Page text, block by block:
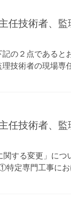
技術者、監
の２点である
技術者の現場専
技術者、監
する変更」につ
特定専門工事に